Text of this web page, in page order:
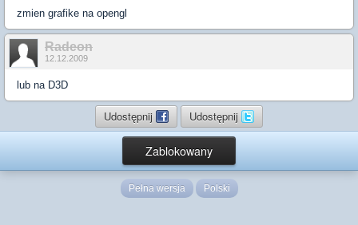
zmien grafike na opengl
Radeon
12.12.2009
lub na D3D
Udostępnij Udostępnij
Zablokowany
Pełna wersja Polski